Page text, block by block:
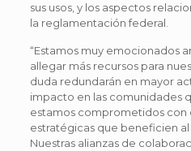
sus usos, y los aspectos
la reglamentación federal.
“Estamos muy emocionados
allegar más recursos para
duda redundarán en mayor
impacto en las comunidades
estamos comprometidos con
estratégicas que beneficien
Nuestras alianzas de